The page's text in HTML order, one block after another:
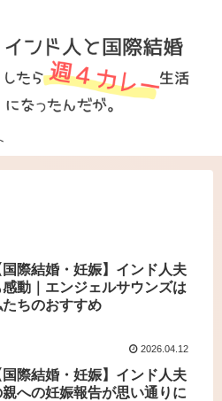
国際結婚・妊娠】インド人夫
感動｜エンジェルサウンズは
たちのおすすめ
2026.04.12
国際結婚・妊娠】インド人夫
親への妊娠報告が思い通りに